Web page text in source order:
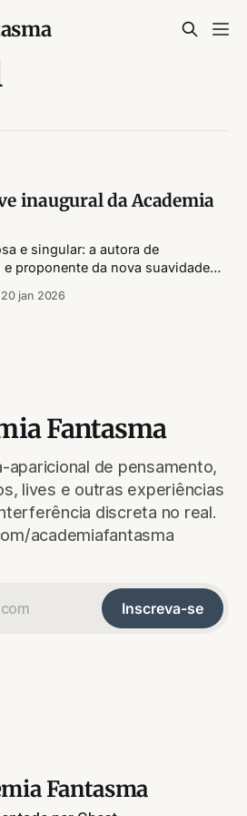
inaugural da Academia
e singular: a autora de
proponente da nova suavidade
do inconsciente. Entre
20 jan 2026
Fantasma
aparicional de pensamento,
lives e outras experiências
discreta no real.
academiafantasma
Inscreva-se
Fantasma